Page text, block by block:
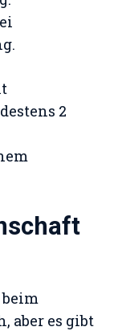
2
aber es gibt